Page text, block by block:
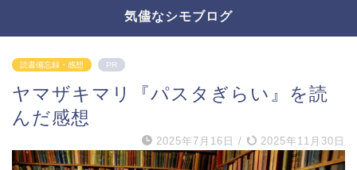
気儘なシモブログ
読書備忘録・感想 PR
ヤマザキマリ『パスタぎらい』を読
んだ感想
2025年7月16日 / 2025年11月30日